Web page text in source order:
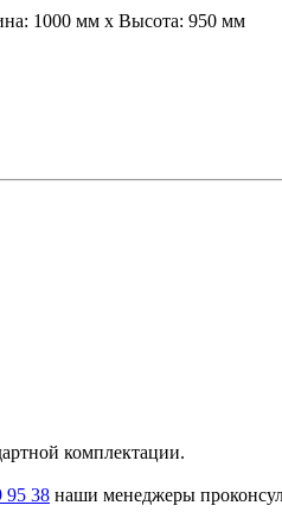
1000 мм x Высота: 950 мм
комплектации.
95 38 наши менеджеры